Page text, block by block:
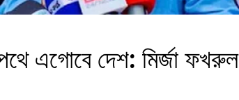
পথে এগোবে দেশ: মির্জা ফখরুল